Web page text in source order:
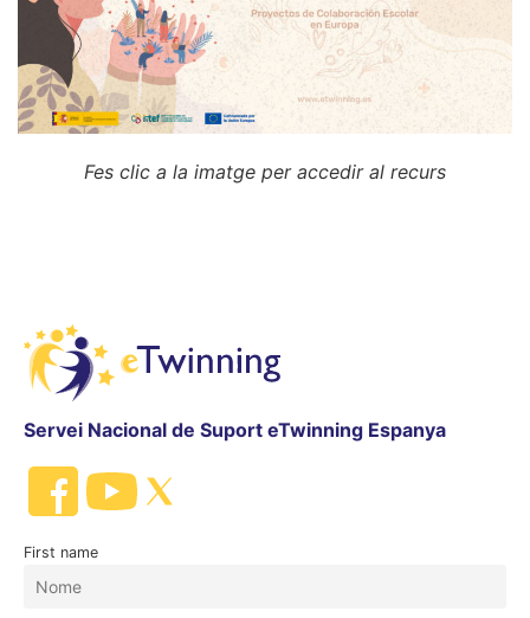
Fes clic a la imatge per accedir al recurs
Servei Nacional de Suport eTwinning Espanya
First name